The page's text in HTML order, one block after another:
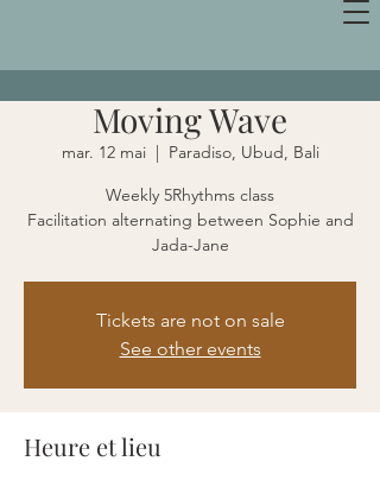
Moving Wave
mar. 12 mai
  |
Paradiso, Ubud, Bali
Weekly 5Rhythms class
Facilitation alternating between Sophie and
Jada-Jane
Tickets are not on sale
See other events
Heure et lieu